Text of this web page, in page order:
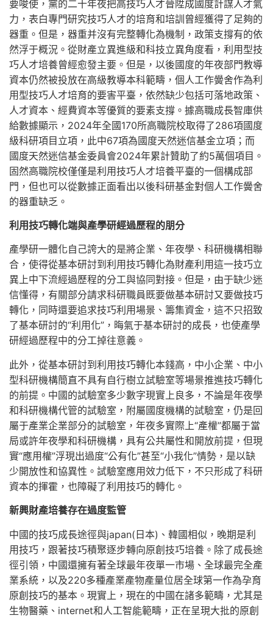
要唆使，黨的二十年夜把高技巧人才晉陞成國度計謀人才氣
力，表白專門研究技巧人才的培育和培訓曾經獲得了足夠的
器重。但是，器重并沒有完整轉化為機制，政策支撐有的依
然浮于概況。從財產立異進級和科技立異角度看，利用型技
巧人才培養曾經愈發主要。但是，以後國度的年夜部門教導
資本仍然被投放在高級教導本科範疇，個人工作黌舍作為利
用型技巧人才培育的要害平臺，依然缺少包括可落地政策、
人才資本、經費資本等優質的要素支撐。據高職成長智庫供
給數據顯示，2024年全國170所高職院校取得了286項國度
級科研項目立項，此中67項為國度天然迷信基金立項；而
國度天然迷信基金委員會2024年累計贊助了約5萬個項目。
固然高職院校僅僅是利用技巧人才培養平臺的一個構成部
門，但也可以從數據正面看出以後科研基金對個人工作黌舍
的器重缺乏。
利用技巧轉化端與產學研經過歷程的朋分
產學研一體化自己誇大的是將企業、年夜學、科研機構相聯
合，使得從基本研討到利用技巧轉化為財產利用這一技巧立
異上中下流經過歷程的分工與協同對接。但是，由于缺少迷
信懂得，有關部分請求科研職員既要做基本研討又要做技巧
轉化，同時還要追求技巧利用場景、籌集資金，這不只招致
了基本研討的“利用化”，晦氣于基本研討的成長，也使產學
研經過歷程中的分工掉往意義。
此外，從基本研討到利用技巧轉化本錢高，中小企業、中小
型科研機構簡直不具有自行樹立試驗室等場景推進技巧轉化
的前提。中國的試驗室多少數字現實上良多，不論是年夜學
和科研機構代管的試驗室，附屬國度機構的試驗室，仍是回
屬于產業企業部分的試驗室，年夜多實際上“產權”都屬于當
局或許年夜學和科研機構，具有公共屬性和開放前提，但現
實“應用權”浮現出過度“公有化”甚至“小我化”情勢，是以缺
少開放性和協異性。試驗室應用效力低下，不只形成了科研
資本的揮霍，也障礙了利用技巧的轉化。
新興財產培養存在過度監管
中國的技巧成長途徑與japan(日本)、韓國相似，晚期是利
用技巧，跟著技巧積聚逐步轉向原創技巧培養。除了成長途
徑引領，中國還擁有著全球最年夜單一市場、全球最完全產
業系統，以及220多種產業產物產量位居全球第一作為孕育
原創技巧的基本。現實上，現在的中國在諸多範疇，尤其是
生物醫藥、internet和人工智能範疇，正在呈現大批的原創